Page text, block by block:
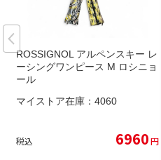
ROSSIGNOL アルペンスキー レ
ーシングワンピース M ロシニョ
ール
マイストア在庫： 4060
税込 6960円